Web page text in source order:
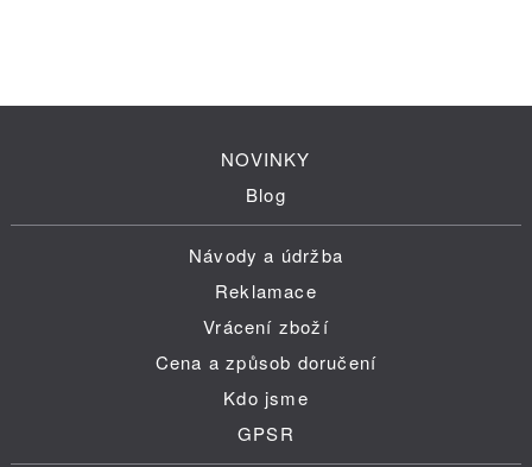
NOVINKY
Blog
Návody a údržba
Reklamace
Vrácení zboží
Cena a způsob doručení
Kdo jsme
GPSR